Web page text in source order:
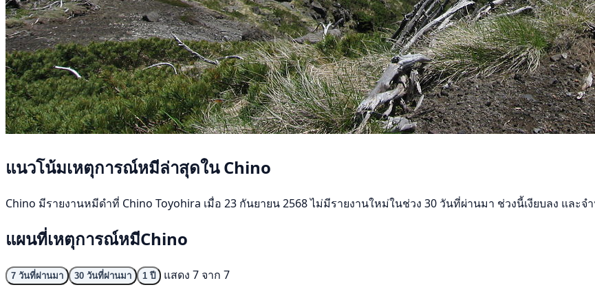
แนวโน้มเหตุการณ์หมีล่าสุดใน Chino
Chino มีรายงานหมีดำที่ Chino Toyohira เมื่อ 23 กันยายน 2568 ไม่มีรายงานใหม่ในช่วง 30 วันที่ผ่านมา ช่วงนี้เงียบลง แ
แผนที่เหตุการณ์หมีChino
7 วันที่ผ่านมา 30 วันที่ผ่านมา 1 ปี
แสดง 7 จาก 7